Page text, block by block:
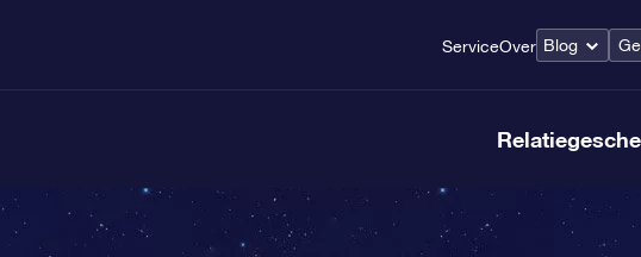
ServiceOver Blog